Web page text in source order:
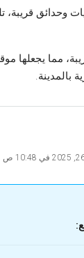
وحدائق قريبة،
مما يجعلها
بالمدينة.